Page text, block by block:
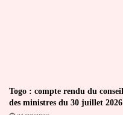
Togo : compte rendu du conseil
des ministres du 30 juillet 2026